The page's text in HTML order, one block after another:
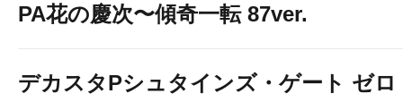
PA花の慶次〜傾奇一転 87ver.
デカスタPシュタインズ・ゲート ゼ